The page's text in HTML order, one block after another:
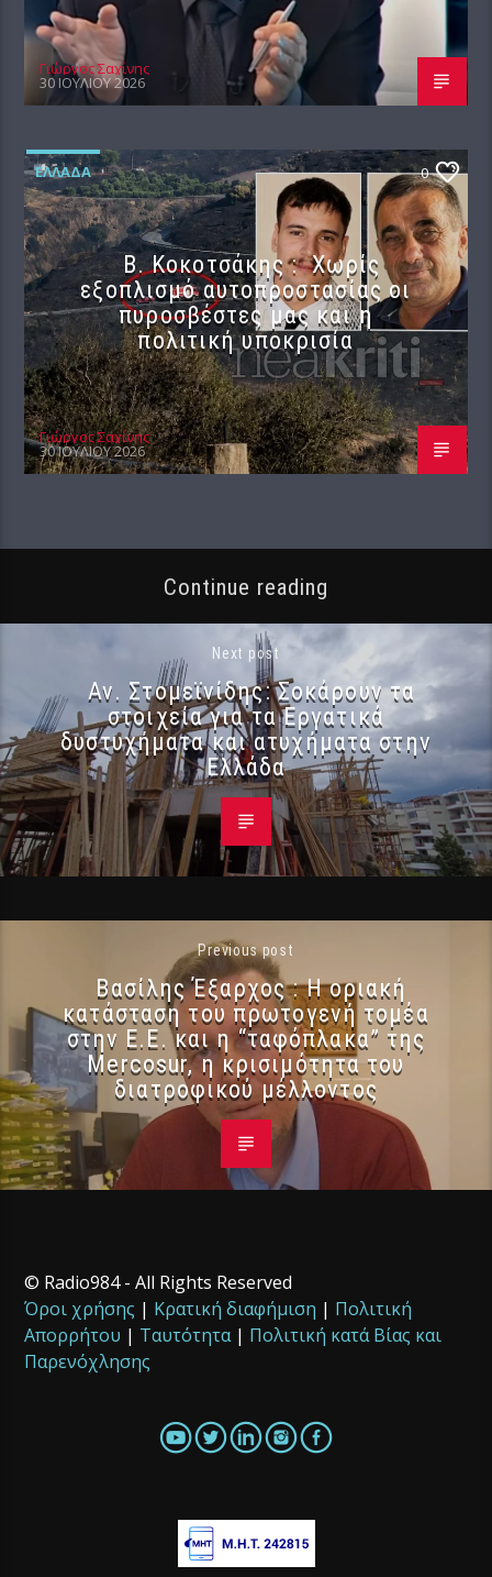
Γιώργος Σαχίνης
30 ΙΟΥΛΊΟΥ 2026
ΕΛΛΆΔΑ 0
Β. Κοκοτσάκης : Χωρίς
εξοπλισμό αυτοπροστασίας οι
πυροσβέστες μας και η
πολιτική υποκρισία
Γιώργος Σαχίνης
30 ΙΟΥΛΊΟΥ 2026
Continue reading
Next post
Αν. Στομεϊνίδης: Σοκάρουν τα
στοιχεία για τα Εργατικά
δυστυχήματα και ατυχήματα στην
Ελλάδα
Previous post
Βασίλης Έξαρχος : Η οριακή
κατάσταση του πρωτογενή τομέα
στην Ε.Ε. και η “ταφόπλακα” της
Mercosur, η κρισιμότητα του
διατροφικού μέλλοντος
© Radio984 - All Rights Reserved
Όροι χρήσης | Κρατική διαφήμιση | Πολιτική
Απορρήτου | Ταυτότητα| Πολιτική κατά Βίας και
Παρενόχλησης